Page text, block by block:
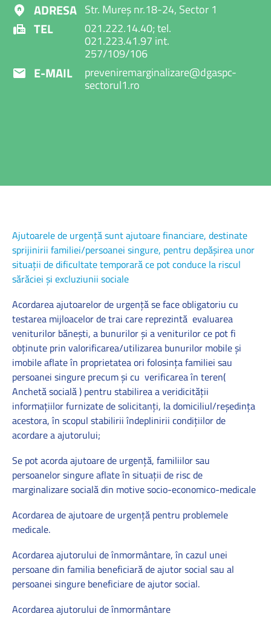
ADRESA Str. Mureș nr.18-24, Sector 1
TEL 021.222.14.40; tel.
021.223.41.97 int.
257/109/106
E-MAIL preveniremarginalizare@dgaspc-
sectorul1.ro
Ajutoarele de urgență sunt ajutoare financiare, destinate
sprijinirii familiei/persoanei singure, pentru depășirea unor
situații de dificultate temporară ce pot conduce la riscul
sărăciei și excluziunii sociale
Acordarea ajutoarelor de urgență se face obligatoriu cu
testarea mijloacelor de trai care reprezintă evaluarea
veniturilor bănești, a bunurilor și a veniturilor ce pot fi
obținute prin valorificarea/utilizarea bunurilor mobile și
imobile aflate în proprietatea ori folosința familiei sau
persoanei singure precum și cu verificarea în teren(
Anchetă socială ) pentru stabilirea a veridicității
informațiilor furnizate de solicitanți, la domiciliul/reședința
acestora, în scopul stabilirii îndeplinirii condițiilor de
acordare a ajutorului;
Se pot acorda ajutoare de urgenţă, familiilor sau
persoanelor singure aflate în situaţii de risc de
marginalizare socială din motive socio-economico-medicale
Acordarea de ajutoare de urgenţă pentru problemele
medicale.
Acordarea ajutorului de înmormântare, în cazul unei
persoane din familia beneficiară de ajutor social sau al
persoanei singure beneficiare de ajutor social.
Acordarea ajutorului de înmormântare